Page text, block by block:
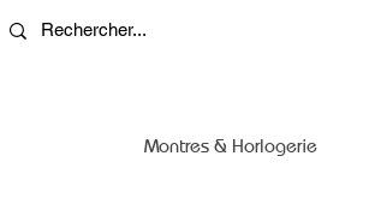
Montres & Horlogerie